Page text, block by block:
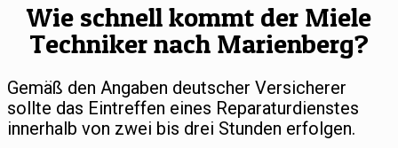
Wie schnell kommt der Miele
Techniker nach Marienberg?
Gemäß den Angaben deutscher Versicherer
sollte das Eintreffen eines Reparaturdienstes
innerhalb von zwei bis drei Stunden erfolgen.